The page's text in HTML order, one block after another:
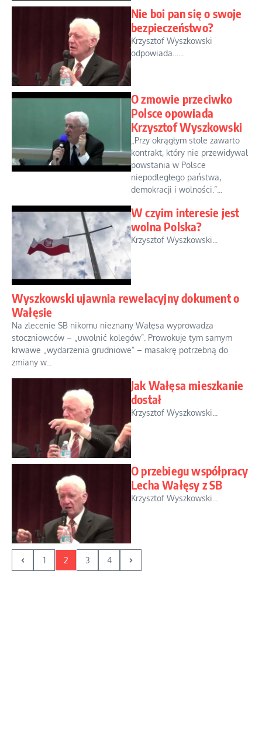
Nie boi pan się o swoje
bezpieczeństwo?
Krzysztof Wyszkowski
odpowiada…...
O zmowie przeciwko
Polsce opowiada
Krzysztof Wyszkowski
„Przy okrągłym stole zawarto
kontrakt, który nie przewidywał
powstania w Polsce
niepodległego państwa,
demokracji i wolności.”...
W czyim interesie jest
wolna Polska?
Krzysztof Wyszkowski...
Wyszkowski ujawnia rewelacyjny dokument o
Wałęsie
Na zlecenie SB nikomu nieznany Wałęsa wyprowadza
stoczniowców – „uwolnić kolegów”. Prowokuje tym samym
krwawe „wydarzenia grudniowe” – masakrę potrzebną do
zmiany w...
Jak Wałęsa mieszkanie
dostał
Krzysztof Wyszkowski...
O przebiegu współpracy
Lecha Wałęsy z SB
Krzysztof Wyszkowski...
1 2 3 4